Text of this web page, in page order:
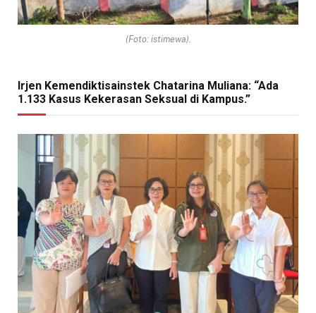
(Foto: istimewa).
Irjen Kemendiktisainstek Chatarina Muliana: “Ada
1.133 Kasus Kekerasan Seksual di Kampus.”